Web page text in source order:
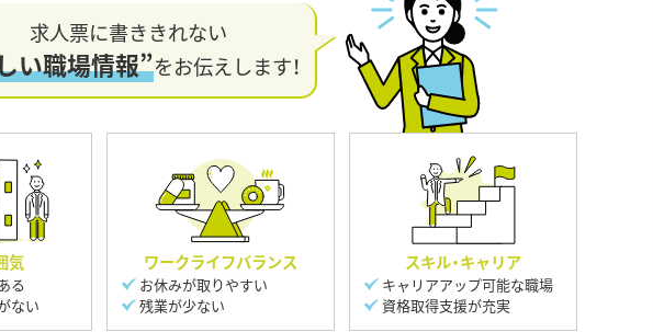
求人票に書ききれない
い職場情報”をお伝えします！
気
る
ない
ワークライフバランス
お休みが取りやすい
残業が少ない
スキル・キャリア
キャリアアップ可能な職場
資格取得支援が充実